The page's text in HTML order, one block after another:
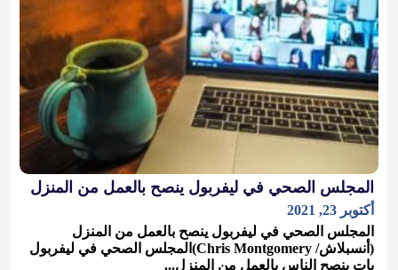
المجلس الصحي في ليفربول ينصح بالعمل من المنزل
أكتوبر 23, 2021
المجلس الصحي في ليفربول ينصح بالعمل من المنزل
(أنسبلاش/ Chris Montgomery)المجلس الصحي في ليفربول
بات ينصح الناس بالعمل من المنزل...